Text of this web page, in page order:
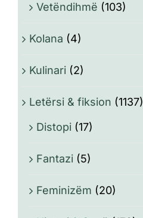
Vetëndihmë (103)
Kolana (4)
Kulinari (2)
Letërsi & fiksion (1137)
Distopi (17)
Fantazi (5)
Feminizëm (20)